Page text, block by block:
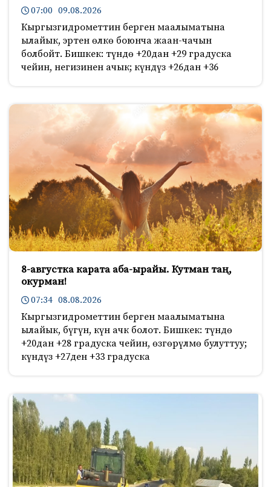
07:00 09.08.2026
Кыргызгидрометтин берген маалыматына
ылайык, эртен өлкө боюнча жаан-чачын
болбойт. Бишкек: түндө +20дан +29 градуска
чейин, негизинен ачык; күндүз +26дан +36
8-августка карата аба-ырайы. Кутман таң,
окурман!
07:34 08.08.2026
Кыргызгидрометтин берген маалыматына
ылайык, бүгүн, күн ачк болот. Бишкек: түндө
+20дан +28 градуска чейин, өзгөрүлмө булуттуу;
күндүз +27ден +33 градуска